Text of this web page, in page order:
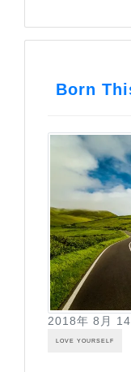
Born
2018年 8月 14
LOVE YOURSELF